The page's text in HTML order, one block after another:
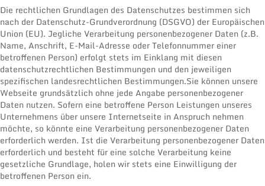
Die rechtlichen Grundlagen des Datenschutzes bestimmen sich
nach der Datenschutz-Grundverordnung (DSGVO) der Europäischen
Union (EU). Jegliche Verarbeitung personenbezogener Daten (z.B.
Name, Anschrift, E-Mail-Adresse oder Telefonnummer einer
betroffenen Person) erfolgt stets im Einklang mit diesen
datenschutzrechtlichen Bestimmungen und den jeweiligen
spezifischen landesrechtlichen Bestimmungen.Sie können unsere
Webseite grundsätzlich ohne jede Angabe personenbezogener
Daten nutzen. Sofern eine betroffene Person Leistungen unseres
Unternehmens über unsere Internetseite in Anspruch nehmen
möchte, so könnte eine Verarbeitung personenbezogener Daten
erforderlich werden. Ist die Verarbeitung personenbezogener Daten
erforderlich und besteht für eine solche Verarbeitung keine
gesetzliche Grundlage, holen wir stets eine Einwilligung der
betroffenen Person ein.